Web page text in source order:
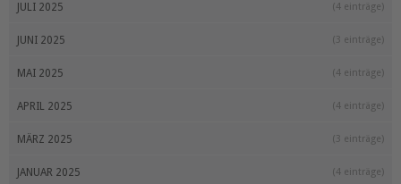
JULI 2025 (4 einträge)
JUNI 2025 (3 einträge)
MAI 2025 (4 einträge)
APRIL 2025 (4 einträge)
MÄRZ 2025 (3 einträge)
JANUAR 2025 (4 einträge)